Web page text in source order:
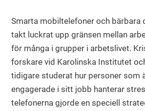
Smarta mobiltelefoner och bärbara
takt luckrat upp gränsen mellan
för många i grupper i arbetslivet.
forskare vid Karolinska Institutet
tidigare studerat hur personer som
engagerade i sitt jobb hanterar
telefonerna gjorde en speciell